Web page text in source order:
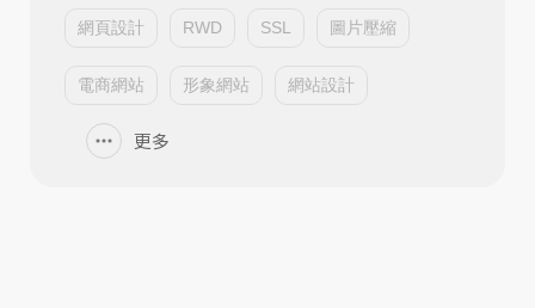
網頁設計 RWD SSL 圖片壓縮
電商網站 形象網站 網站設計
更多